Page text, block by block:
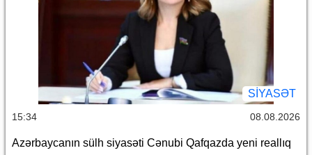
SİYASƏT
15:34 08.08.2026
Azərbaycanın sülh siyasəti Cənubi Qafqazda yeni reallıq